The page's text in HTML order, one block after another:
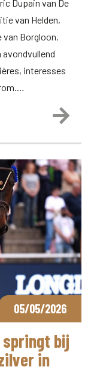
Dupain van De
van Helden,
Borgloon.
interesses
Lees
05/05/2026
bij
in